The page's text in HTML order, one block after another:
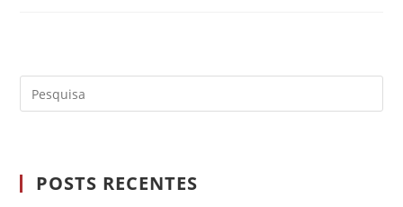
POSTS RECENTES